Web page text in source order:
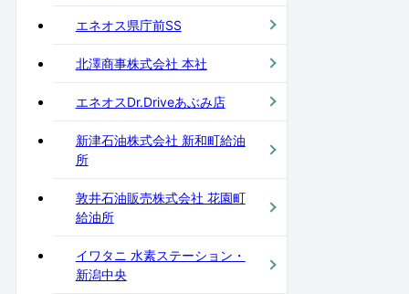
エネオス県庁前SS
北澤商事株式会社 本社
エネオスDr.Driveあぶみ店
新津石油株式会社 新和町給油
所
敦井石油販売株式会社 花園町
給油所
イワタニ 水素ステーション・
新潟中央